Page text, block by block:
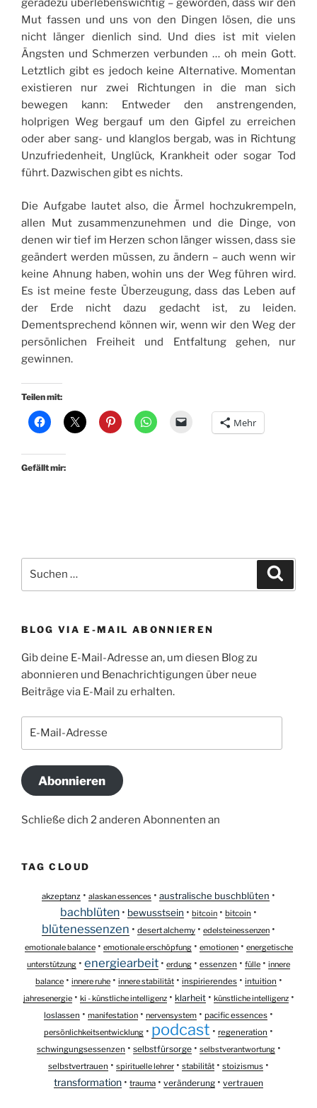
geradezu überlebenswichtig – geworden, dass wir den
Mut fassen und uns von den Dingen lösen, die uns
nicht länger dienlich sind. Und dies ist mit vielen
Ängsten und Schmerzen verbunden … oh mein Gott.
Letztlich gibt es jedoch keine Alternative. Momentan
existieren nur zwei Richtungen in die man sich
bewegen kann: Entweder den anstrengenden,
holprigen Weg bergauf um den Gipfel zu erreichen
oder aber sang- und klanglos bergab, was in Richtung
Unzufriedenheit, Unglück, Krankheit oder sogar Tod
führt. Dazwischen gibt es nichts.
Die Aufgabe lautet also, die Ärmel hochzukrempeln,
allen Mut zusammenzunehmen und die Dinge, von
denen wir tief im Herzen schon länger wissen, dass sie
geändert werden müssen, zu ändern – auch wenn wir
keine Ahnung haben, wohin uns der Weg führen wird.
Es ist meine feste Überzeugung, dass das Leben auf
der Erde nicht dazu gedacht ist, zu leiden.
Dementsprechend können wir, wenn wir den Weg der
persönlichen Freiheit und Entfaltung gehen, nur
gewinnen.
Teilen mit:
Mehr
Gefällt mir:
nach:
BLOG VIA E-MAIL ABONNIEREN
Gib deine E-Mail-Adresse an, um diesen Blog zu
abonnieren und Benachrichtigungen über neue
Beiträge via E-Mail zu erhalten.
Abonnieren
Schließe dich 2 anderen Abonnenten an
TAG CLOUD
akzeptanz • alaskan essences • australische buschblüten •
bachblüten • bewusstsein • bitcoin • bitcoin •
blütenessenzen • desert alchemy • edelsteinessenzen •
emotionale balance• emotionale erschöpfung• emotionen• energetische
unterstützung • energiearbeit • erdung • essenzen • fülle • innere
balance• innere ruhe• innere stabilität• inspirierendes• intuition •
jahresenergie• ki - künstliche intelligenz• klarheit• künstliche intelligenz•
loslassen • manifestation • nervensystem • pacific essences •
persönlichkeitsentwicklung • podcast • regeneration •
schwingungsessenzen • selbstfürsorge• selbstverantwortung•
selbstvertrauen • spirituelle lehrer • stabilität • stoizismus •
transformation • trauma • veränderung • vertrauen